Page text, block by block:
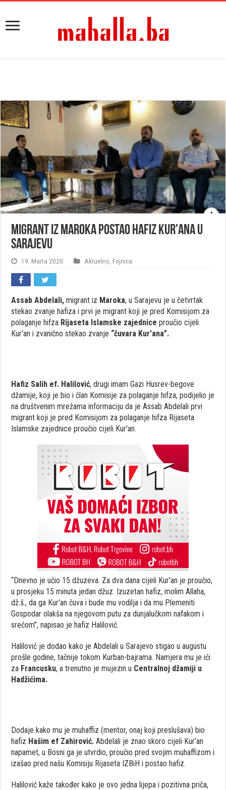
Migrant iz Maroka postao hafiz Kur'ana u
Sarajevu
19. Marta 2020. Aktuelno Fojnica
Assab Abdelali, migrant iz Maroka, u Sarajevu je u četvrtak
stekao zvanje hafiza i prvi je migrant koji je pred Komisijom za
polaganje hifza Rijaseta Islamske zajednice proučio cijeli
Kur'an i zvanično stekao zvanje “čuvara Kur'ana”.
Hafiz Salih ef. Halilović, drugi imam Gazi Husrev-begove
džamije, koji je bio i član Komisije za polaganje hifza, podijelio je
na društvenim mrežama informaciju da je Assab Abdelali prvi
migrant koji je pred Komisijom za polaganje hifza Rijaseta
Islamske zajednice proučio cijeli Kur'an.
“Dnevno je učio 15 džuzeva. Za dva dana cijeli Kur'an je proučio,
u prosjeku 15 minuta jedan džuz. Izuzetan hafiz, molim Allaha,
dž.š., da ga Kur'an čuva i bude mu vodilja i da mu Plemeniti
Gospodar olakša na njegovom putu za dunjalučkom nafakom i
srećom”, napisao je hafiz Halilović.
Halilović je dodao kako je Abdelali u Sarajevo stigao u augustu
prošle godine, tačnije tokom Kurban-bajrama. Namjera mu je ići
za Francusku, a trenutno je mujezin u Centralnoj džamiji u
Hadžićima.
Dodaje kako mu je muhaffiz (mentor, onaj koji preslušava) bio
hafiz Hašim ef Zahirović. Abdelali je znao skoro cijeli Kur'an
napamet, u Bosni ga je utvrdio, proučio pred svojim muhaffizom i
izašao pred našu Komisiju Rijaseta IZBiH i postao hafiz.
Halilović kaže također kako je ovo jedna lijepa i pozitivna priča,